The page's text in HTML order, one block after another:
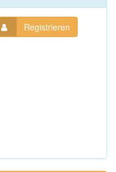
Registrieren